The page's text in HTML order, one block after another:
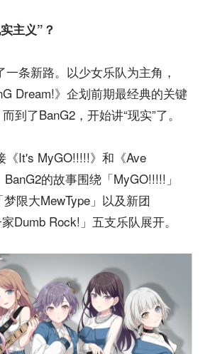
主义”？
一条新路。以少女乐队为主角，
Dream!》企划前期最经典的关键
到了BanG2，开始讲“现实”了。
《It's MyGO!!!!!》和《Ave
的故事围绕「MyGO!!!!!」
梦限大MewType」以及新团
Dumb Rock!」五支乐队展开。